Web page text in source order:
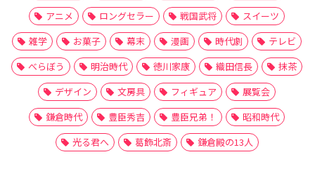
アニメ
ロングセラー 戦国武将
スイーツ
雑学
お菓子 幕末 漫画 時代劇
テレビ
べらぼう
明治時代 徳川家康 織田信長
抹茶
デザイン
文房具 フィギュア
展覧会
鎌倉時代
豊臣秀吉 豊臣兄弟！
昭和時代
光る君へ
葛飾北斎 鎌倉殿の13人